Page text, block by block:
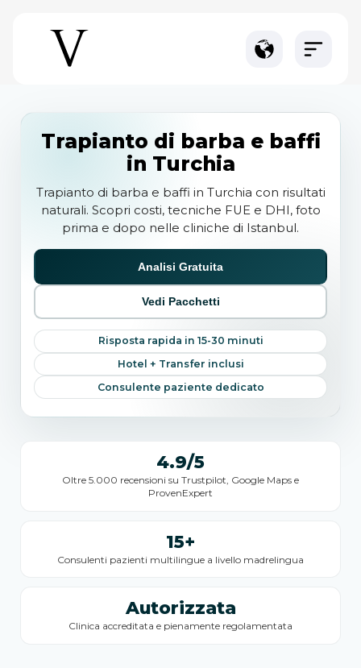
Trapianto di barba e baffi
in Turchia
Trapianto di barba e baffi in Turchia con risultati
naturali. Scopri costi, tecniche FUE e DHI, foto
prima e dopo nelle cliniche di Istanbul.
Analisi Gratuita
Vedi Pacchetti
Risposta rapida in 15-30 minuti
Hotel + Transfer inclusi
Consulente paziente dedicato
4.9/5
Oltre 5.000 recensioni su Trustpilot, Google Maps e
ProvenExpert
15+
Consulenti pazienti multilingue a livello madrelingua
Autorizzata
Clinica accreditata e pienamente regolamentata